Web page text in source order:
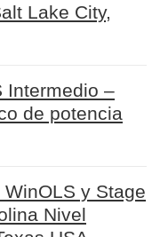
Lake City,
Intermedio –
de potencia
y Stage
Nivel